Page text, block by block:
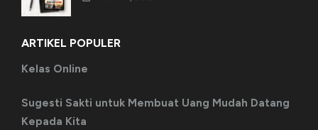
ARTIKEL POPULER
Kelas Online
Sugesti Sakti untuk Membuat Uang Mudah Datang
Kepada Kita